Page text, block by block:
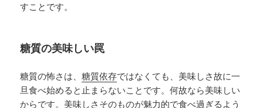
すことです。
糖質の美味しい罠
糖質の怖さは、糖質依存ではなくても、美味しさ故に一
旦食べ始めると止まらないことです。何故なら美味しい
からです。美味しさそのものが魅力的で食べ過ぎるよう